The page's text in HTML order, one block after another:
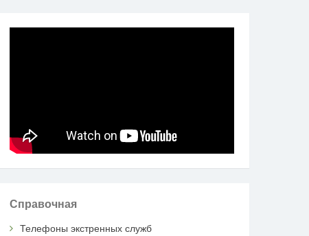
Справочная
Телефоны экстренных служб